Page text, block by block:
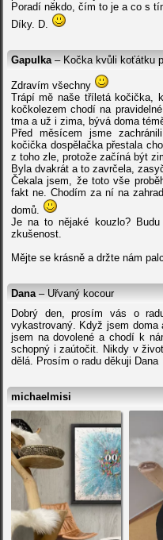
Poradí někdo, čím to je a co s
Díky. D.
Gapulka– Kočka kvůli koťátku
Zdravím všechny
Trápí mě naše tříletá kočička,
kočkolezem chodí na
tma a už i zima, bývá doma
Před měsícem jsme
kočička dospělačka přestala
z toho zle, protože začíná být
Byla dvakrát a to zavrčela,
Čekala jsem, že toto vše
fakt ne. Chodím za ní na
domů.
Je na to nějaké kouzlo?
zkušenost.
Mějte se krásně a držte nám
Dana– Uřvaný kocour
Dobrý den, prosím vás o
vykastrovaný. Když jsem
jsem na dovolené a chodí k
schopný i zaútočit. Nikdy v
dělá. Prosím o radu děkuji Dana
michaelmisi